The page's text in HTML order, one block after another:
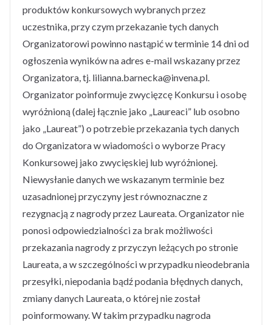
produktów konkursowych wybranych przez
uczestnika, przy czym przekazanie tych danych
Organizatorowi powinno nastąpić w terminie 14 dni od
ogłoszenia wyników na adres e-mail wskazany przez
Organizatora, tj. lilianna.barnecka@invena.pl.
Organizator poinformuje zwycięzcę Konkursu i osobę
wyróżnioną (dalej łącznie jako „Laureaci” lub osobno
jako „Laureat”) o potrzebie przekazania tych danych
do Organizatora w wiadomości o wyborze Pracy
Konkursowej jako zwycięskiej lub wyróżnionej.
Niewysłanie danych we wskazanym terminie bez
uzasadnionej przyczyny jest równoznaczne z
rezygnacją z nagrody przez Laureata. Organizator nie
ponosi odpowiedzialności za brak możliwości
przekazania nagrody z przyczyn leżących po stronie
Laureata, a w szczególności w przypadku nieodebrania
przesyłki, niepodania bądź podania błędnych danych,
zmiany danych Laureata, o której nie został
poinformowany. W takim przypadku nagroda